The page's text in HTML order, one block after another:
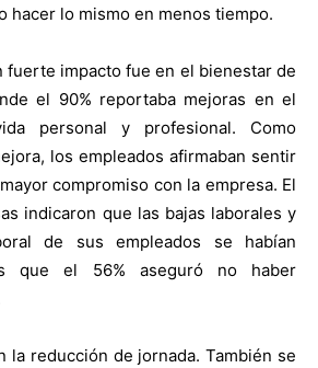
hacer lo mismo en menos tiempo.
fuerte impacto fue en el bienestar de
el 90% reportaba mejoras en el
personal y profesional. Como
los empleados afirmaban sentir
compromiso con la empresa. El
indicaron que las bajas laborales y
de sus empleados se habían
que el 56% aseguró no haber
la reducción de jornada. También se